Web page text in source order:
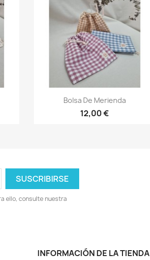
Vista rápida
Bolsa De Merienda
12,00 €
ello, consulte nuestra
INFORMACIÓN DE LA TIENDA